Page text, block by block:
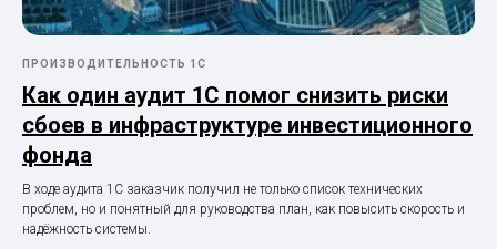
ПРОИЗВОДИТЕЛЬНОСТЬ 1С
Как один аудит 1С помог снизить риски
сбоев в инфраструктуре инвестиционного
фонда
В ходе аудита 1С заказчик получил не только список технических
проблем, но и понятный для руководства план, как повысить скорость и
надёжность системы.